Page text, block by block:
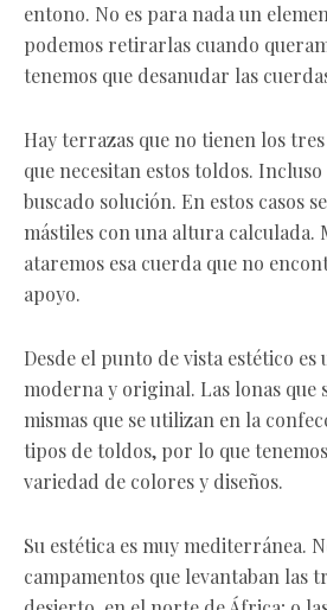
entono. No es para nada un
podemos retirarlas cuando
tenemos que desanudar las
Hay terrazas que no tienen los
que necesitan estos toldos.
buscado solución. En estos casos
mástiles con una altura calculada.
ataremos esa cuerda que no
apoyo.
Desde el punto de vista estético es
moderna y original. Las lonas que
mismas que se utilizan en la
tipos de toldos, por lo que
variedad de colores y diseños.
Su estética es muy mediterránea.
campamentos que levantaban las